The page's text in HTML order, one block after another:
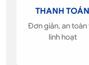
THANH TOÁN
Đơn giản, an toàn
linh hoạt